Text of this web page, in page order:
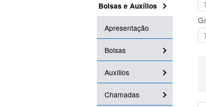
Bolsas e Auxílios
Apresentação
Bolsas
Auxílios
Chamadas